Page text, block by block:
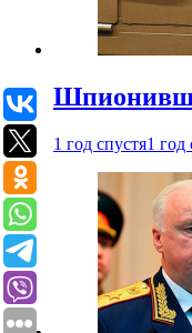
1 год спустя1 год